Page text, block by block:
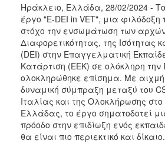
2019
2018
2017
2016
2015
2012
2011
Ηράκλειο, Ελλάδα, 28/02/2024 -
έργο "E-DEI in VET", μια
στόχο την ενσωμάτωση των
Διαφορετικότητας, της Ισότητας
(DEI) στην Επαγγελματική
Κατάρτιση (ΕΕΚ) σε ολόκληρη την
ολοκληρώθηκε επίσημα. Με
δυναμική σύμπραξη μεταξύ του
Ιταλίας και της Ολοκλήρωσης
Ελλάδας, το έργο σηματοδοτεί
πρόοδο στην επιδίωξη ενός
θα είναι πιο περιεκτικό και δίκαιο.